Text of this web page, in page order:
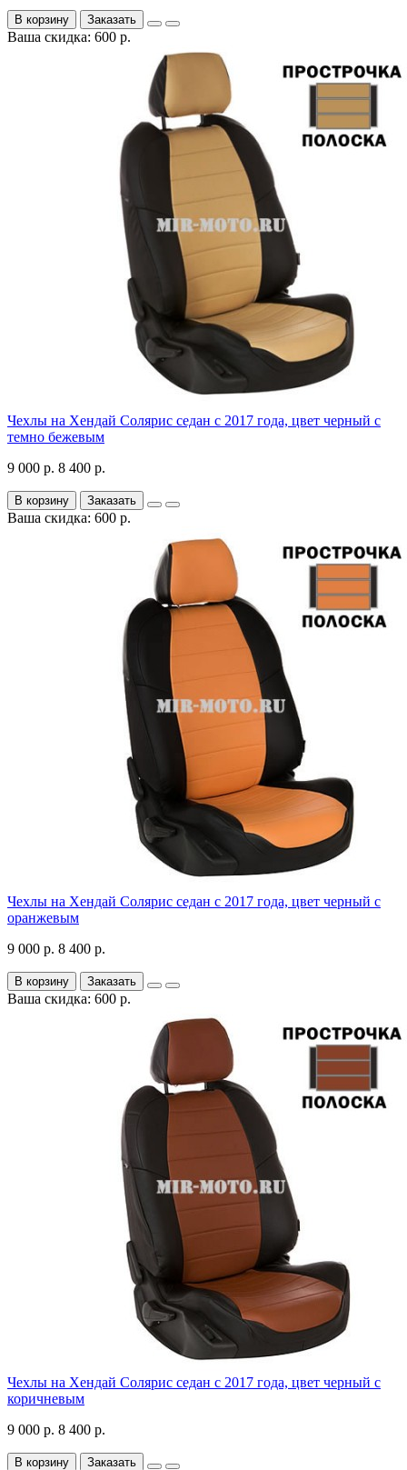
В корзину Заказать
Ваша скидка: 600 р.
Чехлы на Хендай Солярис седан с 2017 года, цвет черный с
темно бежевым
9 000 р. 8 400 р.
В корзину Заказать
Ваша скидка: 600 р.
Чехлы на Хендай Солярис седан с 2017 года, цвет черный с
оранжевым
9 000 р. 8 400 р.
В корзину Заказать
Ваша скидка: 600 р.
Чехлы на Хендай Солярис седан с 2017 года, цвет черный с
коричневым
9 000 р. 8 400 р.
В корзину Заказать